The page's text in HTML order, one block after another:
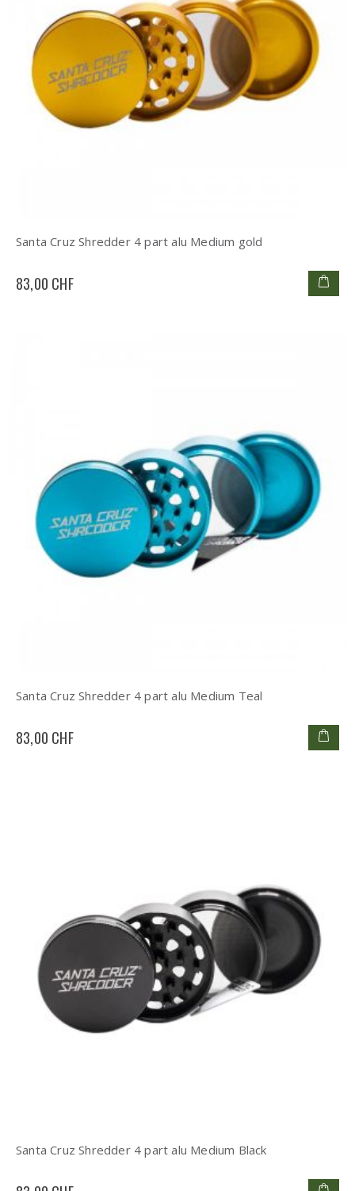
Santa Cruz Shredder 4 part alu Medium gold
83,00 CHF
Santa Cruz Shredder 4 part alu Medium Teal
83,00 CHF
Santa Cruz Shredder 4 part alu Medium Black